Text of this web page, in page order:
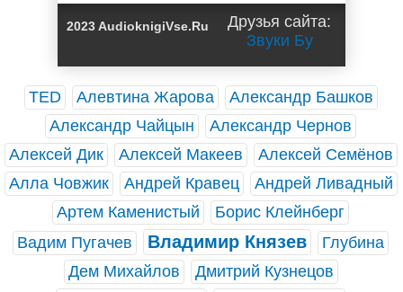
2023 AudioknigiVse.Ru
Друзья сайта:
Звуки Бу
TED Алевтина Жарова
Александр Башков
Александр Чайцын
Александр Чернов
Алексей Дик
Алексей Макеев
Алексей Семёнов
Алла Човжик
Андрей Кравец
Андрей Ливадный
Артем Каменистый
Борис Клейнберг
Вадим Пугачев
Владимир Князев
Глубина
Дем Михайлов
Дмитрий Кузнецов